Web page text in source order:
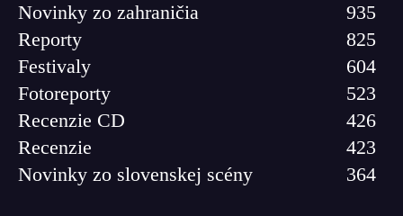
Novinky zo zahraničia
935
Reporty
825
Festivaly
604
Fotoreporty
523
Recenzie CD
426
Recenzie
423
Novinky zo slovenskej scény
364